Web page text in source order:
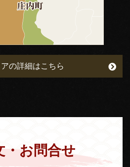
の詳細はこちら
・お問合せ